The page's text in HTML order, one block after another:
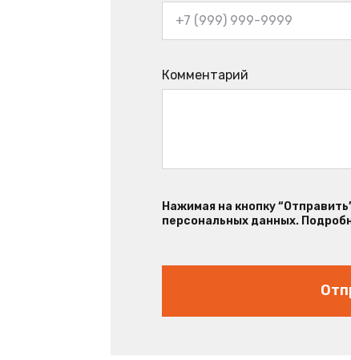
Комментарий
Нажимая на кнопку
персональных данных.